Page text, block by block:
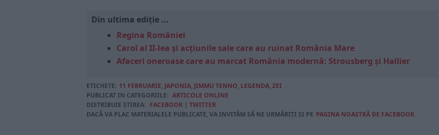
Din ultima ediție ...
Regina României
Carol al II-lea și acțiunile sale care au ruinat România Mare
Afaceri oneroase care au marcat România modernă: Strousberg și Hallier
ETICHETE: 11 FEBRUARIE, JAPONIA, JIMMU TENNO, LEGENDA, ZEI
PUBLICAT IN CATEGORIILE: ARTICOLE ONLINE
DISTRIBUIE ȘTIREA: FACEBOOK | TWITTER
DACĂ VA PLAC MATERIALELE PUBLICATE, VA INVITĂM SĂ NE URMĂRIȚI ȘI PE PAGINA NOASTRĂ DE FACEBOOK